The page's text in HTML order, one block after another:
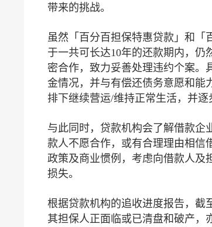
带来的挑战。
虽然「百分百担保特惠贷款」和「
于一共可长达10年的还款期内，
密合作，致力妥善处理违约个案。
金情况，并与有偿还债务意愿和能
排下继续营运/维持正常生活，并逐
与此同时，贷款机构会了解借款企
款人不愿合作，或有合理理由相信
政策及商业惯例，考虑向借款人及
损失。
根据贷款机构的追收进度报告，截
其担保人正面临或已清盘和破产，